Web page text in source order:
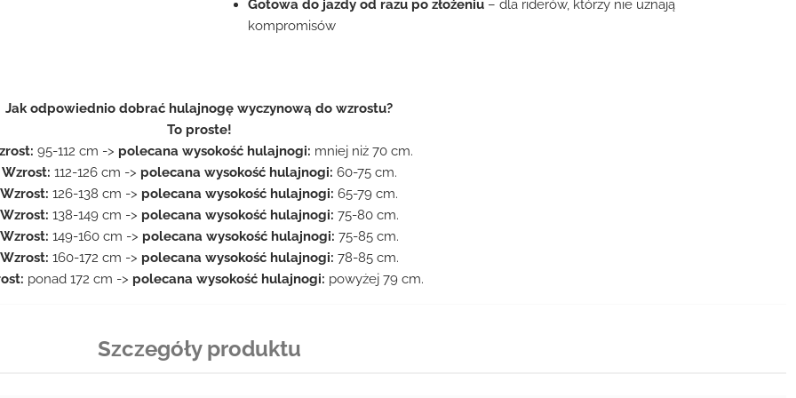
Gotowa do jazdy od razu po złożeniu – dla riderów, którzy nie uznają
kompromisów
Jak odpowiednio dobrać hulajnogę wyczynową do wzrostu?
To proste!
95-112 cm -> polecana wysokość hulajnogi: mniej niż 70 cm.
Wzrost: 112-126 cm -> polecana wysokość hulajnogi: 60-75 cm.
Wzrost: 126-138 cm -> polecana wysokość hulajnogi: 65-79 cm.
Wzrost: 138-149 cm -> polecana wysokość hulajnogi: 75-80 cm.
Wzrost: 149-160 cm -> polecana wysokość hulajnogi: 75-85 cm.
Wzrost: 160-172 cm -> polecana wysokość hulajnogi: 78-85 cm.
ponad 172 cm -> polecana wysokość hulajnogi: powyżej 79 cm.
Szczegóły produktu